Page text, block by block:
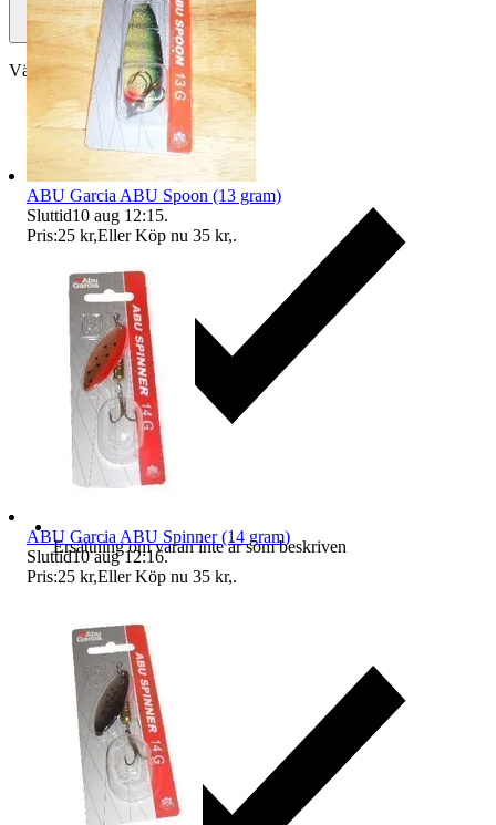
Välj till köparskydd
Ersättning om varan inte är som beskriven
ABU Garcia ABU Spoon (13 gram)
Sluttid10 aug 12:15.
Pris:25 kr,Eller Köp nu 35 kr,.
ABU Garcia ABU Spinner (14 gram)
Sluttid10 aug 12:16.
Pris:25 kr,Eller Köp nu 35 kr,.